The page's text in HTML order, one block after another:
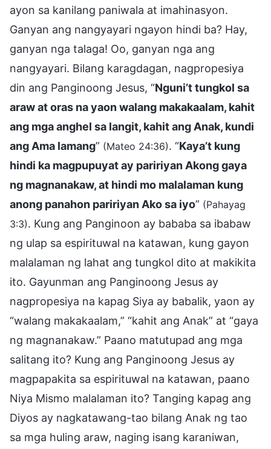
ayon sa kanilang paniwala at imahinasyon.
Ganyan ang nangyayari ngayon hindi ba? Hay,
ganyan nga talaga! Oo, ganyan nga ang
nangyayari. Bilang karagdagan, nagpropesiya
din ang Panginoong Jesus, “Nguni’t tungkol sa
araw at oras na yaon walang makakaalam, kahit
ang mga anghel sa langit, kahit ang Anak, kundi
ang Ama lamang” (Mateo 24:36). “Kaya’t kung
hindi ka magpupuyat ay paririyan Akong gaya
ng magnanakaw, at hindi mo malalaman kung
anong panahon paririyan Ako sa iyo” (Pahayag
3:3). Kung ang Panginoon ay bababa sa ibabaw
ng ulap sa espirituwal na katawan, kung gayon
malalaman ng lahat ang tungkol dito at makikita
ito. Gayunman ang Panginoong Jesus ay
nagpropesiya na kapag Siya ay babalik, yaon ay
“walang makakaalam,” “kahit ang Anak” at “gaya
ng magnanakaw.” Paano matutupad ang mga
salitang ito? Kung ang Panginoong Jesus ay
magpapakita sa espirituwal na katawan, paano
Niya Mismo malalaman ito? Tanging kapag ang
Diyos ay nagkatawang-tao bilang Anak ng tao
sa mga huling araw, naging isang karaniwan,